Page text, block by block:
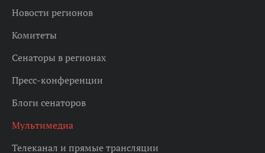
Новости регионов
Комитеты
Сенаторы в регионах
Пресс-конференции
Блоги сенаторов
Мультимедиа
Телеканал и прямые трансляции